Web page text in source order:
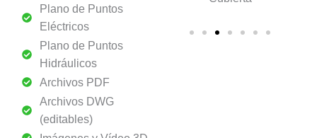
Plano de Puntos
Eléctricos
Plano de Puntos
Hidráulicos
Archivos PDF
Archivos DWG
(editables)